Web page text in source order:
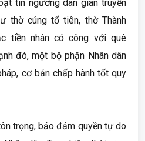
tín ngưỡng dân gian truyền
thờ cúng tổ tiên, thờ Thành
tiền nhân có công với quê
đó, một bộ phận Nhân dân
cơ bản chấp hành tốt quy
trọng, bảo đảm quyền tự do